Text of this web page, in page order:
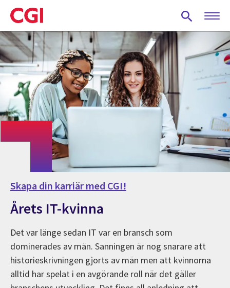
Skip
to
main
content
Skapa din karriär med CGI!
Årets IT-kvinna
Det var länge sedan IT var en bransch som
dominerades av män. Sanningen är nog snarare att
historieskrivningen gjorts av män men att kvinnorna
alltid har spelat i en avgörande roll när det gäller